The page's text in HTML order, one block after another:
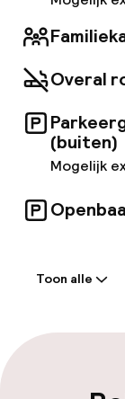
functionele
aangerekend
Overal
(buiten)
Mogelijk
Toon alle